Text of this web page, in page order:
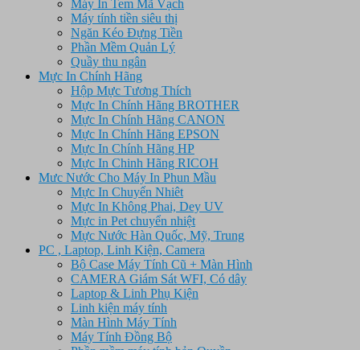
Máy In Tem Mã Vạch
Máy tính tiền siêu thị
Ngăn Kéo Đựng Tiền
Phần Mềm Quản Lý
Quầy thu ngân
Mực In Chính Hãng
Hộp Mực Tương Thích
Mực In Chính Hãng BROTHER
Mực In Chính Hãng CANON
Mực In Chính Hãng EPSON
Mực In Chính Hãng HP
Mực In Chinh Hãng RICOH
Mưc Nước Cho Máy In Phun Mầu
Mực In Chuyển Nhiêt
Mực In Không Phai, Dey UV
Mực in Pet chuyển nhiệt
Mực Nước Hàn Quốc, Mỹ, Trung
PC , Laptop, Linh Kiện, Camera
Bộ Case Máy Tính Cũ + Màn Hình
CAMERA Giám Sát WFI, Có dây
Laptop & Linh Phụ Kiện
Linh kiện máy tính
Màn Hình Máy Tính
Máy Tính Đồng Bộ